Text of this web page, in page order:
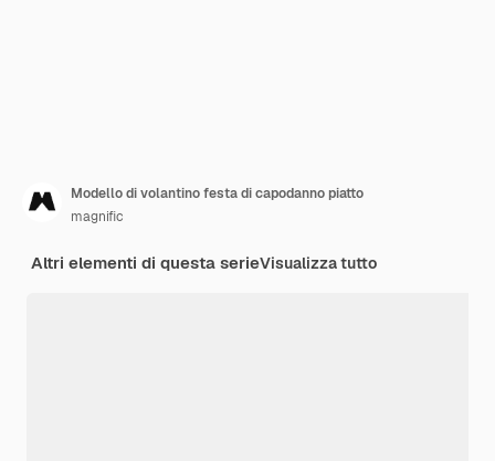
Modello di volantino festa di capodanno piatto
magnific
Altri elementi di questa serieVisualizza tutto